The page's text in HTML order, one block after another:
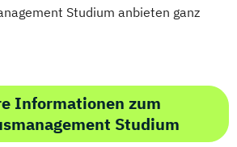
Studium anbieten ganz
Informationen zum
Studium